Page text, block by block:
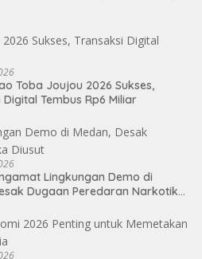
Toba Joujou 2026 Sukses,
Tembus Rp6 Miliar
Lingkungan Demo di
Dugaan Peredaran Narkotika